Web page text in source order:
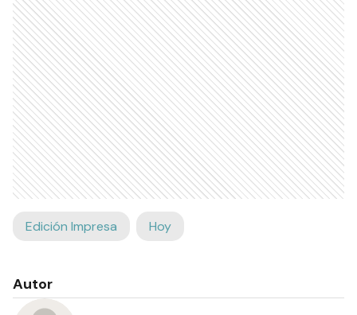
Edición Impresa Hoy
Autor